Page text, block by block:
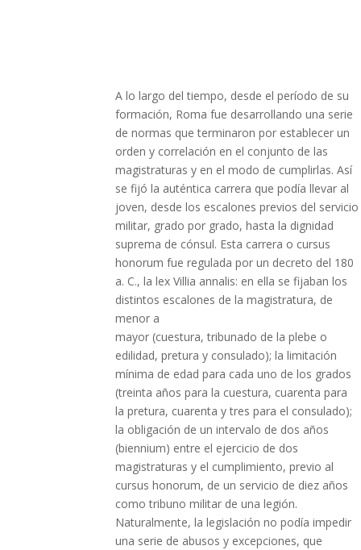
A lo largo del tiempo, desde el período de su
formación, Roma fue desarrollando una serie
de normas que terminaron por establecer un
orden y correlación en el conjunto de las
magistraturas y en el modo de cumplirlas. Así
se fijó la auténtica carrera que podía llevar al
joven, desde los escalones previos del servicio
militar, grado por grado, hasta la dignidad
suprema de cónsul. Esta carrera o cursus
honorum fue regulada por un decreto del 180
a. C., la lex Villia annalis: en ella se fijaban los
distintos escalones de la magistratura, de
menor a
mayor (cuestura, tribunado de la plebe o
edilidad, pretura y consulado); la limitación
mínima de edad para cada uno de los grados
(treinta años para la cuestura, cuarenta para
la pretura, cuarenta y tres para el consulado);
la obligación de un intervalo de dos años
(biennium) entre el ejercicio de dos
magistraturas y el cumplimiento, previo al
cursus honorum, de un servicio de diez años
como tribuno militar de una legión.
Naturalmente, la legislación no podía impedir
una serie de abusos y excepciones, que